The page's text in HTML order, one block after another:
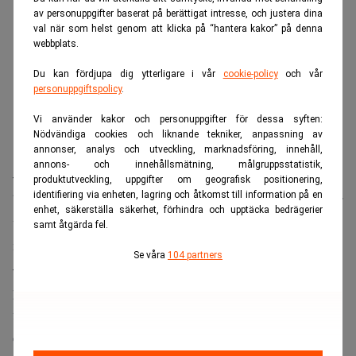
av personuppgifter baserat på berättigat intresse, och justera dina
val när som helst genom att klicka på “hantera kakor” på denna
webbplats.
Du kan fördjupa dig ytterligare i vår cookie-policyoch vår
personuppgiftspolicy.
Vi använder kakor och personuppgifter för dessa syften:
Nödvändiga cookies och liknande tekniker, anpassning av
annonser, analys och utveckling, marknadsföring, innehåll,
annons- och innehållsmätning, målgruppsstatistik,
produktutveckling, uppgifter om geografisk positionering,
identifiering via enheten, lagring och åtkomst till information på en
enhet, säkerställa säkerhet, förhindra och upptäcka bedrägerier
samt åtgärda fel.
Se våra 104 partners
‒ Den stora förändringen är att mer och mer pengar går till
börshandlade indexfonder, så kallade ETF:er, ökningen har
varit dramatisk. Det förändrar marknadens beteende, ju
mer passiva pengar desto mer ökar volatiliteten.
‒ Mindre och mindre alfa-pengar, det vill säga pengar
placerade utifrån fundamental analys. Det leder till att det
finns färre bromsar vid såväl uppgång som nedgång. Om
ett bolags vikt i ett index förändras kan det leda till